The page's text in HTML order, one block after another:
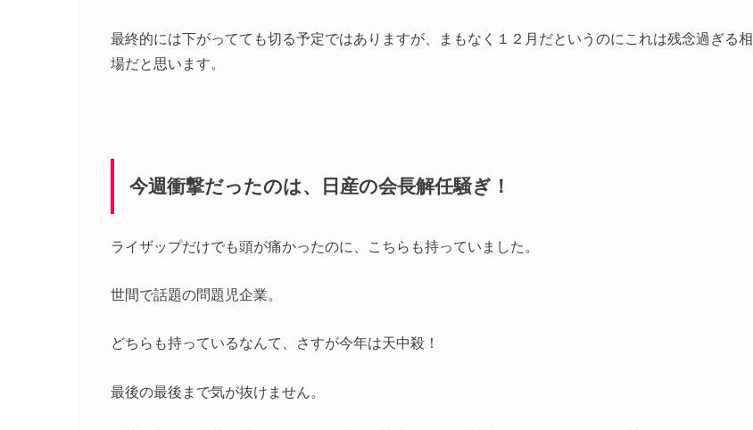
最終的には下がってても切る予定ではありますが、まもなく１２月だというのにこれは残念過ぎる相
場だと思います。
今週衝撃だったのは、日産の会長解任騒ぎ！
ライザップだけでも頭が痛かったのに、こちらも持っていました。
世間で話題の問題児企業。
どちらも持っているなんて、さすが今年は天中殺！
最後の最後まで気が抜けません。